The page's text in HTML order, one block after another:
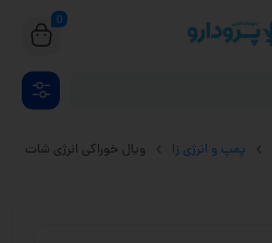
0
پمپ و انرژی زا
ویال خوراکی انرژی شات